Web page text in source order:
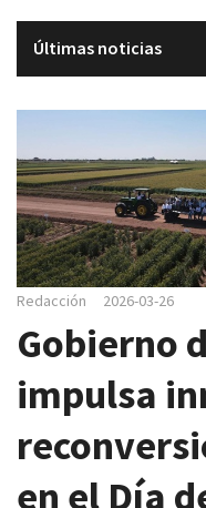
u
v
e
g
a
c
i
n
Últimas noticias
Redacción 2026-03-26
Gobierno
impulsa
en el Día